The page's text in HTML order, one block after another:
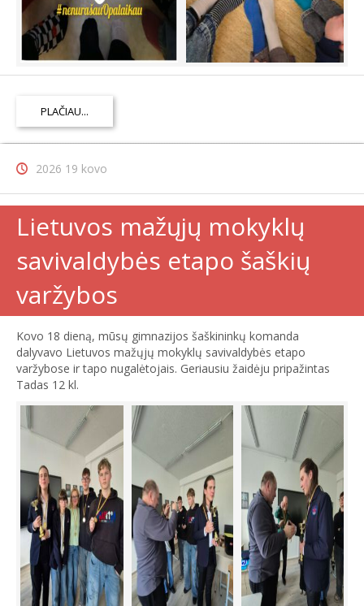
PLAČIAU...
2026 19 kovo
Lietuvos mažųjų mokyklų
savivaldybės etapo šaškių
varžybos
Kovo 18 dieną, mūsų gimnazijos šaškininkų komanda
dalyvavo Lietuvos mažųjų mokyklų savivaldybės etapo
varžybose ir tapo nugalėtojais. Geriausiu žaidėju pripažintas
Tadas 12 kl.